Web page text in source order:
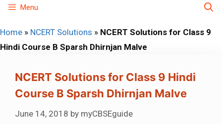
Skip
content
Menu
Home » NCERT Solutions » NCERT Solutions for Class 9
Hindi Course B Sparsh Dhirnjan Malve
NCERT Solutions for Class 9 Hindi
Course B Sparsh Dhirnjan Malve
June 14, 2018 by myCBSEguide